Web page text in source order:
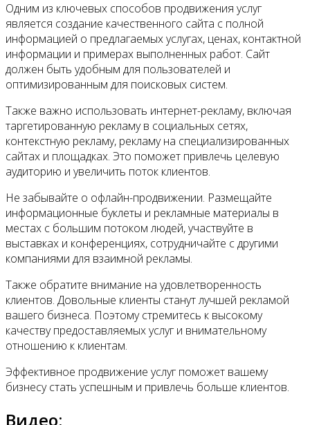
Одним из ключевых способов продвижения услуг
является создание качественного сайта с полной
информацией о предлагаемых услугах, ценах, контактной
информации и примерах выполненных работ. Сайт
должен быть удобным для пользователей и
оптимизированным для поисковых систем.
Также важно использовать интернет-рекламу, включая
таргетированную рекламу в социальных сетях,
контекстную рекламу, рекламу на специализированных
сайтах и площадках. Это поможет привлечь целевую
аудиторию и увеличить поток клиентов.
Не забывайте о офлайн-продвижении. Размещайте
информационные буклеты и рекламные материалы в
местах с большим потоком людей, участвуйте в
выставках и конференциях, сотрудничайте с другими
компаниями для взаимной рекламы.
Также обратите внимание на удовлетворенность
клиентов. Довольные клиенты станут лучшей рекламой
вашего бизнеса. Поэтому стремитесь к высокому
качеству предоставляемых услуг и внимательному
отношению к клиентам.
Эффективное продвижение услуг поможет вашему
бизнесу стать успешным и привлечь больше клиентов.
Видео: